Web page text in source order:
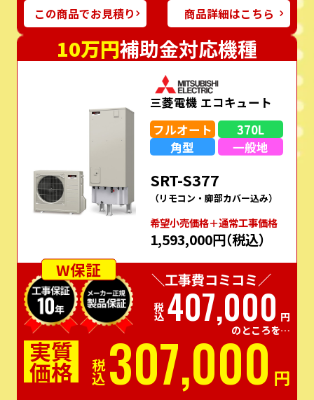
この商品でお見積り 商品詳細はこちら
10万円補助金対応機種
三菱電機 エコキュート
フルオート
370L
角型
一般地
SRT-S377
（リモコン・脚部カバー込み）
希望⼩売価格＋通常⼯事価格
1,593,000円（税込）
W保証
＼工事費コミコミ／
税込407,000 円
のところを…
実質
価格 税込307,000 円